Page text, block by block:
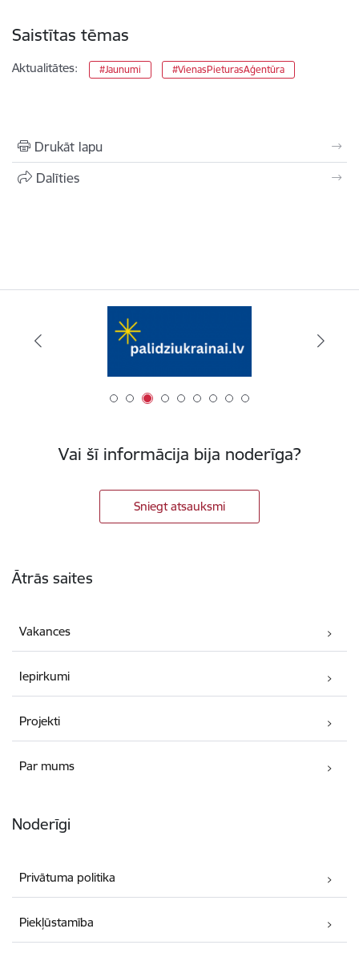
Saistītas tēmas
Aktualitātes: #Jaunumi #VienasPieturasAģentūra
Drukāt lapu
Dalīties
Vai šī informācija bija noderīga?
Sniegt atsauksmi
Ātrās saites
Vakances
Iepirkumi
Projekti
Par mums
Noderīgi
Privātuma politika
Piekļūstamība